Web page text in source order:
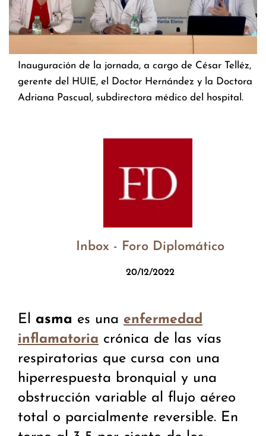
Inauguración de la jornada, a cargo de César Telléz,
gerente del HUIE, el Doctor Hernández y la Doctora
Adriana Pascual, subdirectora médico del hospital.
Inbox - Foro Diplomático
20/12/2022
El asma es una enfermedad
inflamatoria crónica de las vías
respiratorias que cursa con una
hiperrespuesta bronquial y una
obstrucción variable al flujo aéreo
total o parcialmente reversible. En